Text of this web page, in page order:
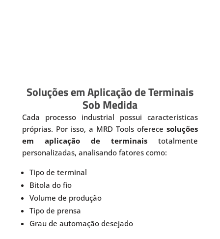
Soluções em Aplicação de Terminais
Sob Medida
Cada processo industrial possui características
próprias. Por isso, a MRD Tools oferecesoluções
em aplicação de terminais totalmente
personalizadas, analisando fatores como:
Tipo de terminal
Bitola do fio
Volume de produção
Tipo de prensa
Grau de automação desejado